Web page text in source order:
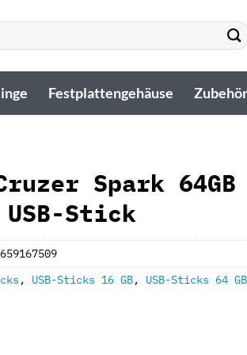
Festplattengehäuse Zubehör
Spark
Stick
, USB-Sticks 16 GB, USB-Sticks 64 GB